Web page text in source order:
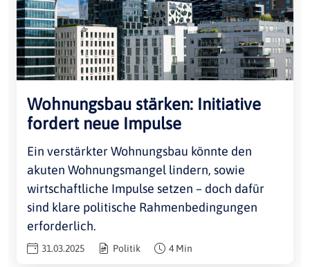
Wohnungsbau stärken: Initiative
fordert neue Impulse
Ein verstärkter Wohnungsbau könnte den
akuten Wohnungsmangel lindern, sowie
wirtschaftliche Impulse setzen – doch dafür
sind klare politische Rahmenbedingungen
erforderlich.
31.03.2025 Politik 4 Min